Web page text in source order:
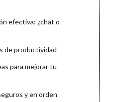
efectiva: ¿chat o
de productividad
para mejorar tu
y en orden